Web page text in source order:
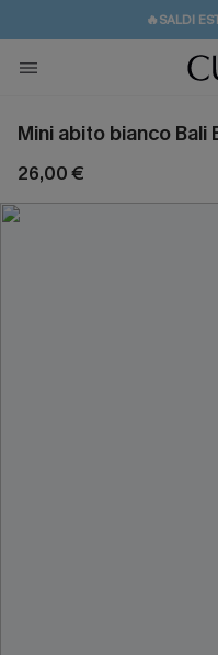
🔥SALDI
💌REGALO
Mini abito bianco Bali
26,00 €